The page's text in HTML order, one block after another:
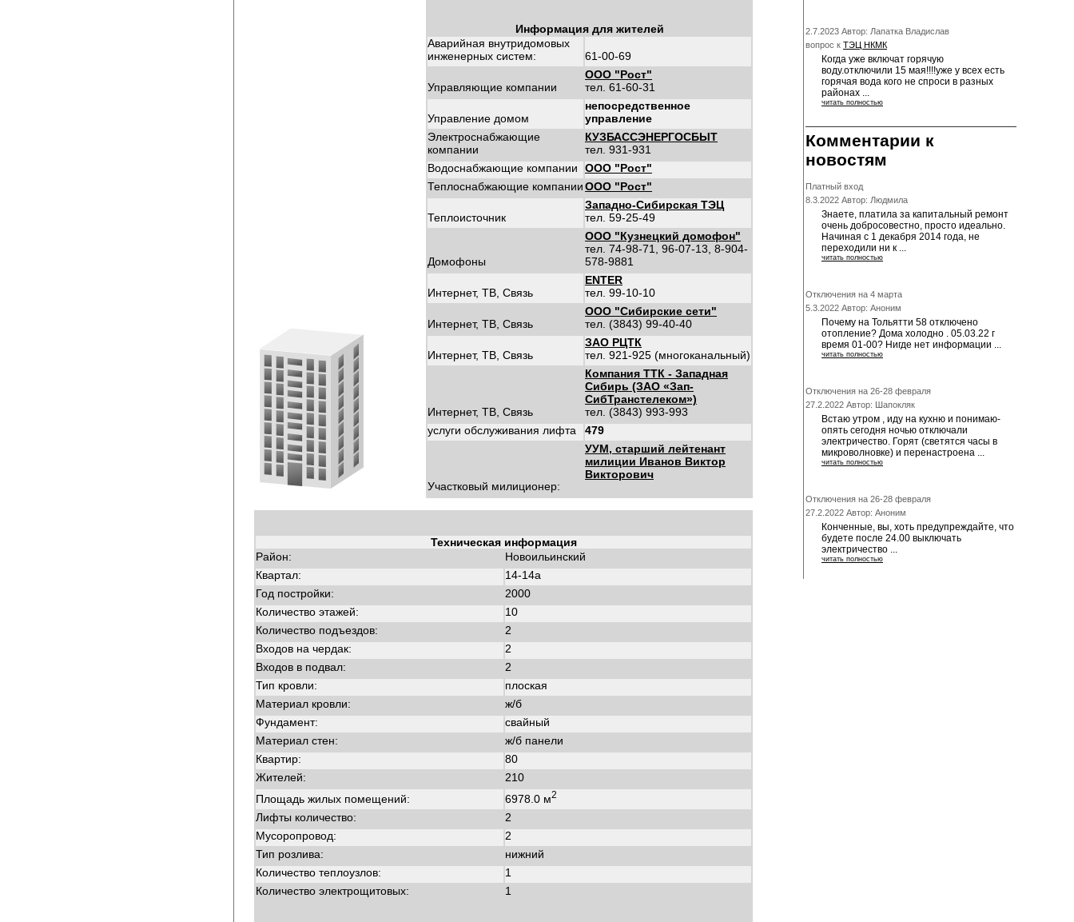
Информация для жителей
Аварийная внутридомовых
инженерных систем:
61-00-69
Управляющие компании
ООО "Рост"
тел. 61-60-31
Управление домом
непосредственное
управление
Электроснабжающие
компании
КУЗБАССЭНЕРГОСБЫТ
тел. 931-931
Водоснабжающие компании
ООО "Рост"
Теплоснабжающие компанииООО "Рост"
Теплоисточник
Западно-Сибирская ТЭЦ
тел. 59-25-49
Домофоны
ООО "Кузнецкий домофон"
тел. 74-98-71, 96-07-13, 8-904-
578-9881
Интернет, ТВ, Связь
ENTER
тел. 99-10-10
Интернет, ТВ, Связь
ООО "Сибирские сети"
тел. (3843) 99-40-40
Интернет, ТВ, Связь
ЗАО РЦТК
тел. 921-925 (многоканальный)
Интернет, ТВ, Связь
Компания ТТК - Западная
Сибирь (ЗАО «Зап-
СибТранстелеком»)
тел. (3843) 993-993
услуги обслуживания лифта
479
Участковый милиционер:
УУМ, старший лейтенант
милиции Иванов Виктор
Викторович
Техническая информация
Район:
Новоильинский
Квартал:
14-14а
Год постройки:
2000
Количество этажей:
10
Количество подъездов:
2
Входов на чердак:
2
Входов в подвал:
2
Тип кровли:
плоская
Материал кровли:
ж/б
Фундамент:
свайный
Материал стен:
ж/б панели
Квартир:
80
Жителей:
210
Площадь жилых помещений:
6978.0 м2
Лифты количество:
2
Мусоропровод:
2
Тип розлива:
нижний
Количество теплоузлов:
1
Количество электрощитовых:
1
2.7.2023 Автор: Лапатка Владислав
вопрос к ТЭЦ НКМК
Когда уже включат горячую
воду.отключили 15 мая!!!!уже у всех есть
горячая вода кого не спроси в разных
районах ...
читать полностью
Комментарии к
новостям
Платный вход
8.3.2022 Автор: Людмила
Знаете, платила за капитальный ремонт
очень добросовестно, просто идеально.
Начиная с 1 декабря 2014 года, не
переходили ни к ...
читать полностью
Отключения на 4 марта
5.3.2022 Автор: Аноним
Почему на Тольятти 58 отключено
отопление? Дома холодно . 05.03.22 г
время 01-00? Нигде нет информации ...
читать полностью
Отключения на 26-28 февраля
27.2.2022 Автор: Шапокляк
Встаю утром , иду на кухню и понимаю-
опять сегодня ночью отключали
электричество. Горят (светятся часы в
микроволновке) и перенастроена ...
читать полностью
Отключения на 26-28 февраля
27.2.2022 Автор: Аноним
Конченные, вы, хоть предупреждайте, что
будете после 24.00 выключать
электричество ...
читать полностью